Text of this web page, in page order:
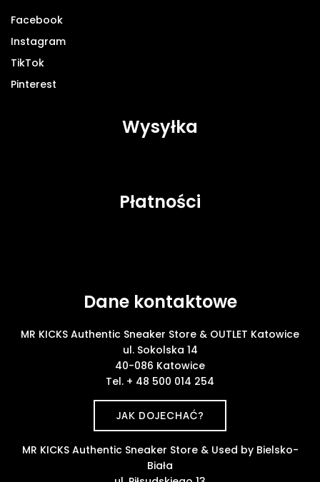
Facebook
Instagram
TikTok
Pinterest
Wysyłka
Płatności
Dane kontaktowe
MR KICKS Authentic Sneaker Store & OUTLET Katowice
ul. Sokolska 14
40-086 Katowice
Tel. + 48 500 014 254
JAK DOJECHAĆ?
MR KICKS Authentic Sneaker Store & Used by Bielsko-
Biała